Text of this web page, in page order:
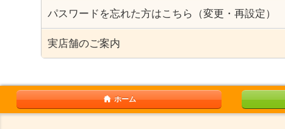
パスワードを忘れた方はこちら（変更・再設定）
実店舗のご案内
ホーム